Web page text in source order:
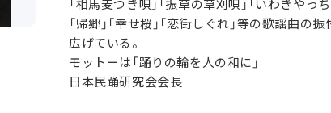
「相馬麦つき唄」「振草の草刈唄」「いわきやっ
「帰郷」「幸せ桜」「恋街しぐれ」等の歌謡曲の
広げている。
モットーは「踊りの輪を人の和に」
日本民踊研究会会長